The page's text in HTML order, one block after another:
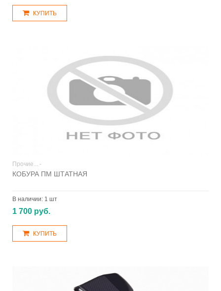
КУПИТЬ
Прочие... -
КОБУРА ПМ ШТАТНАЯ
В наличии: 1 шт
1 700 руб.
КУПИТЬ